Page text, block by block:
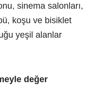
sinema salonları,
koşu ve bisiklet
yeşil alanlar
değer